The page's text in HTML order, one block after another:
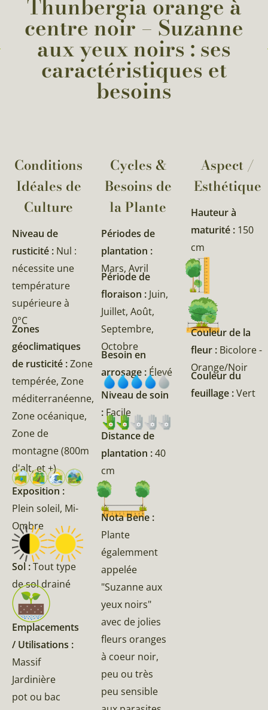
Thunbergia orange à
centre noir – Suzanne
aux yeux noirs : ses
caractéristiques et
besoins
Conditions
Idéales de
Culture
Niveau de
rusticité : Nul :
nécessite une
température
supérieure à
0°C
Zones
géoclimatiques
de rusticité :Zone
tempérée, Zone
méditerranéenne,
Zone océanique,
Zone de
montagne (800m
d'alt, et +)
Exposition :
Plein soleil, Mi-
Ombre
Sol :Tout type
de sol drainé
Emplacements
/ Utilisations :
Massif
Jardinière
pot ou bac
Cycles &
Besoins de
la Plante​
Périodes de
plantation :
Mars, Avril
Période de
floraison : Juin,
Juillet, Août,
Septembre,
Octobre
Besoin en
arrosage :Élevé
Niveau de soin
: Facile
Distance de
plantation :40
cm
Nota Bene :
Plante
égalemment
appelée
"Suzanne aux
yeux noirs"
avec de jolies
fleurs oranges
à coeur noir,
peu ou très
peu sensible
Aspect /
Esthétique
Hauteur à
maturité : 150
cm
Couleur de la
fleur : Bicolore -
Orange/Noir
Couleur du
feuillage :Vert